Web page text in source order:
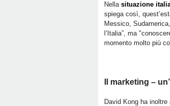
Nella situazione
spiega così,
Messico,
l’Italia”, ma
momento molto più
Il marketing –
David Kong ha